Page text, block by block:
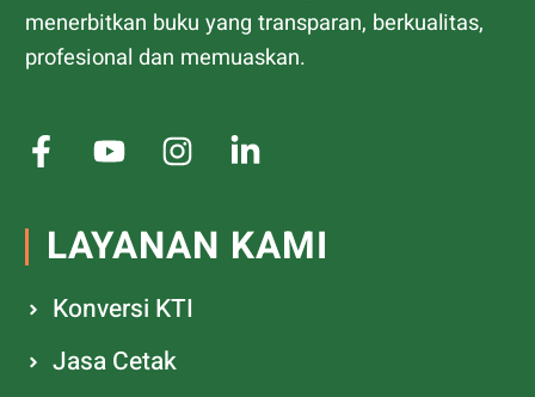
menerbitkan buku yang transparan, berkualitas,
profesional dan memuaskan.
LAYANAN KAMI
Konversi KTI
Jasa Cetak